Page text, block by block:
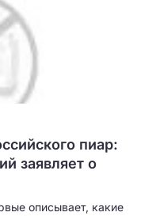
пиар:
заявляет о
описывает, какие